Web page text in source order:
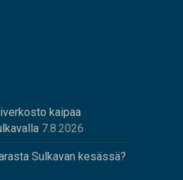
kaipaa
7.8.2026
Sulkavan kesässä?